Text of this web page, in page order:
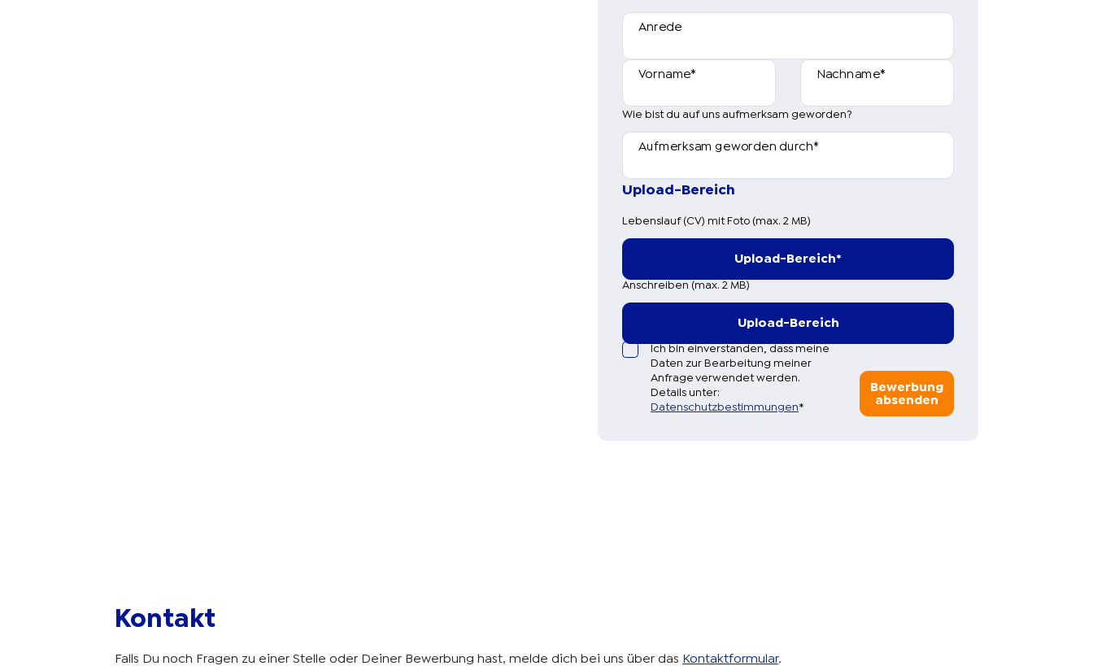
Anrede
Vorname* Nachname*
Wie bist du auf uns aufmerksam geworden?
Aufmerksam geworden durch*
Upload-Bereich
Lebenslauf (CV) mit Foto (max. 2 MB)
Upload-Bereich*
Anschreiben (max. 2 MB)
Upload-Bereich
Ich bin einverstanden, dass meine
Daten zur Bearbeitung meiner
Anfrage verwendet werden.
Details unter:
Datenschutzbestimmungen*
Bewerbung
absenden
Kontakt
Falls Du noch Fragen zu einer Stelle oder Deiner Bewerbung hast, melde dich bei uns über das Kontaktformular.